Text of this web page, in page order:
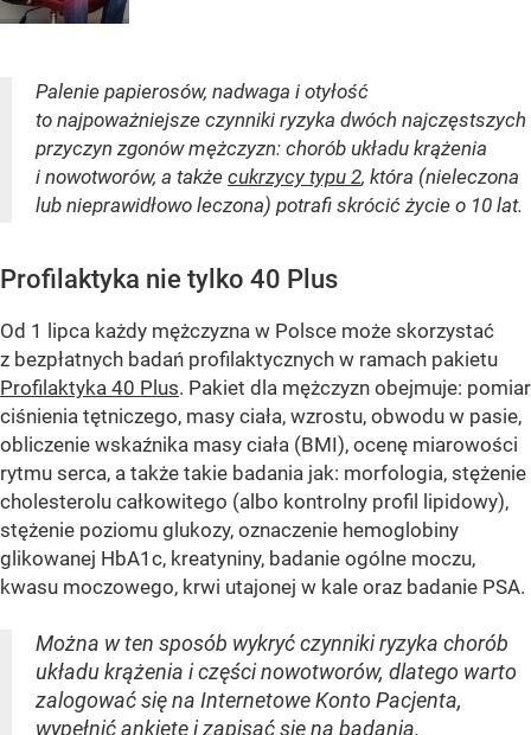
Palenie papierosów, nadwaga i otyłość
to najpoważniejsze czynniki ryzyka dwóch najczęstszych
przyczyn zgonów mężczyzn: chorób układu krążenia
i nowotworów, a także cukrzycy typu 2, która (nieleczona
lub nieprawidłowo leczona) potrafi skrócić życie o 10 lat.
Profilaktyka nie tylko 40 Plus
Od 1 lipca każdy mężczyzna w Polsce może skorzystać
z bezpłatnych badań profilaktycznych w ramach pakietu
Profilaktyka 40 Plus. Pakiet dla mężczyzn obejmuje: pomiar
ciśnienia tętniczego, masy ciała, wzrostu, obwodu w pasie,
obliczenie wskaźnika masy ciała (BMI), ocenę miarowości
rytmu serca, a także takie badania jak: morfologia, stężenie
cholesterolu całkowitego (albo kontrolny profil lipidowy),
stężenie poziomu glukozy, oznaczenie hemoglobiny
glikowanej HbA1c, kreatyniny, badanie ogólne moczu,
kwasu moczowego, krwi utajonej w kale oraz badanie PSA.
Można w ten sposób wykryć czynniki ryzyka chorób
układu krążenia i części nowotworów, dlatego warto
zalogować się na Internetowe Konto Pacjenta,
wypełnić ankietę i zapisać się na badania.